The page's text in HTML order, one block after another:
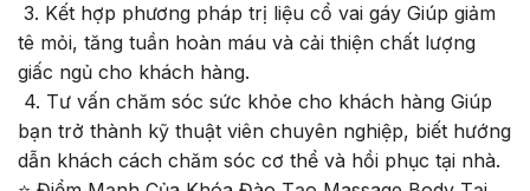
3. Kết hợp phương pháp trị liệu cổ vai gáy Giúp giảm
tê mỏi, tăng tuần hoàn máu và cải thiện chất lượng
giấc ngủ cho khách hàng.
4. Tư vấn chăm sóc sức khỏe cho khách hàng Giúp
bạn trở thành kỹ thuật viên chuyên nghiệp, biết hướng
dẫn khách cách chăm sóc cơ thể và hồi phục tại nhà.